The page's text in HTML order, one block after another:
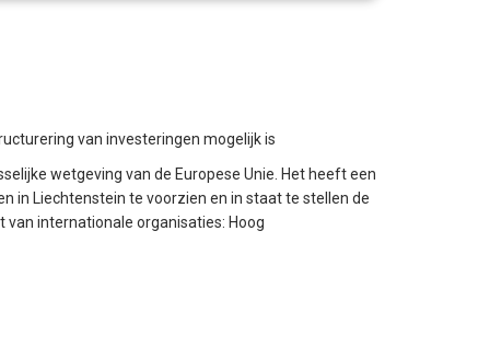
van investeringen mogelijk is
wetgeving van de Europese Unie. Het heeft een
in Liechtenstein te voorzien en in staat te stellen de
internationale organisaties: Hoog